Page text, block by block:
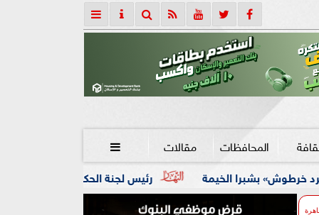
المحافظات مقالات 
رئيس لجنة الحكام : الفراعنة الدولية لجمباز الايروبيك